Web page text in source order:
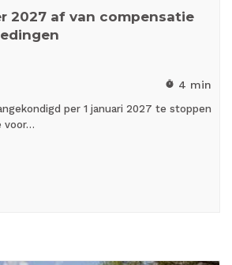
2027 af van compensatie
timer 4 min
per 1 januari 2027 te stoppen
voor…